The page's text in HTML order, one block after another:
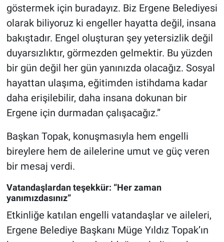
göstermek için buradayız. Biz Ergene Belediyesi
olarak biliyoruz ki engeller hayatta değil, insana
bakıştadır. Engel oluşturan şey yetersizlik değil
duyarsızlıktır, görmezden gelmektir. Bu yüzden
bir gün değil her gün yanınızda olacağız. Sosyal
hayattan ulaşıma, eğitimden istihdama kadar
daha erişilebilir, daha insana dokunan bir
Ergene için durmadan çalışacağız.”
Başkan Topak, konuşmasıyla hem engelli
bireylere hem de ailelerine umut ve güç veren
bir mesaj verdi.
Vatandaşlardan teşekkür: “Her zaman
yanımızdasınız”
Etkinliğe katılan engelli vatandaşlar ve aileleri,
Ergene Belediye Başkanı Müge Yıldız Topak’ın